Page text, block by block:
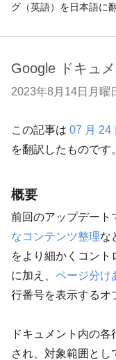
グ（英語）を日本語に
Google ドキュ
2023年8月14日月曜
この記事は 07 月 24
を翻訳したものです。
概要
前回のアップデート
なコンテンツ整理な
をより細かくコン
に加え、 ページ分け
行番号を表示するオ
ドキュメント内の
され、対象範囲と